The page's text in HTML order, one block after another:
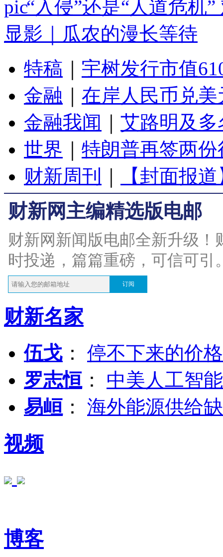
“入侵”还是“人道危机
显影｜瓜农的漫长等待
特稿
宇树发行市值
金融
在岸人民币兑
金融我闻
艾路明及
世界
特朗普再签两
财新周刊
【封面报
财新网主编精选版电邮
财新网新闻版电邮全新升级
时投递，篇篇重磅，可信可引
订阅
财新名家
伍戈 ： 停不下来的价
罗志恒 ： 中美人工智
易峘 ： 海外能源供给
视频
博客